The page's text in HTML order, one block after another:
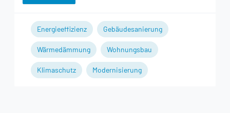
Energieeffizienz Gebäudesanierung
Wärmedämmung Wohnungsbau
Klimaschutz Modernisierung